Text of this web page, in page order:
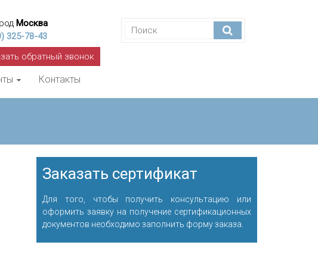
Москва
325-78-43
обратный звонок
Контакты
Заказать сертификат
Для того, чтобы получить консультацию или
оформить заявку на получение сертификационных
документов необходимо заполнить форму заказа.